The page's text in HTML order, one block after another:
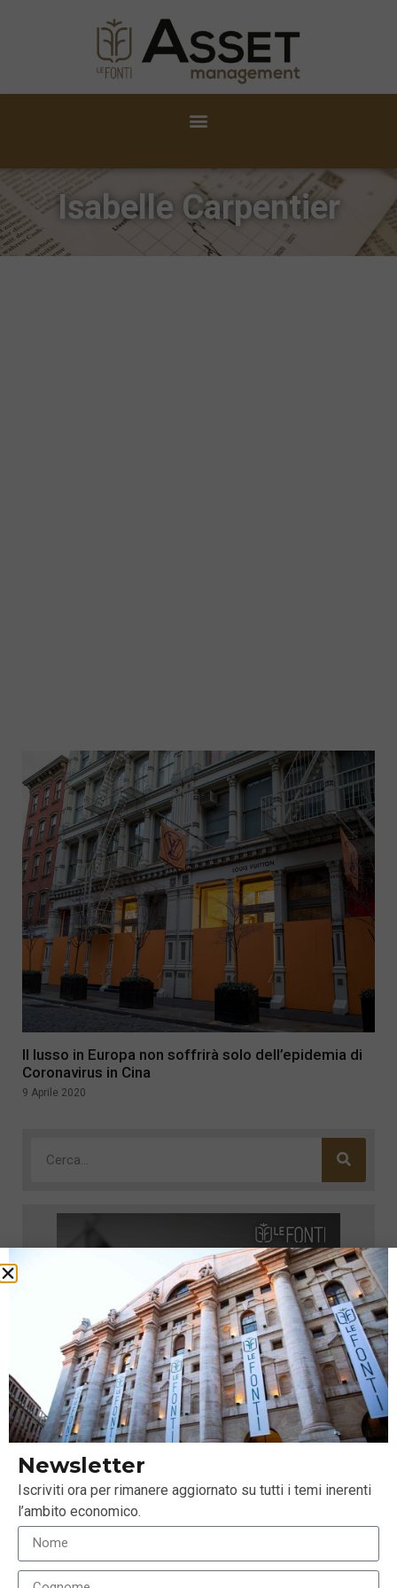
Isabelle Carpentier
Il lusso in Europa non soffrirà solo dell’epidemia di
Coronavirus in Cina
9 Aprile 2020
Newsletter
Iscriviti ora per rimanere aggiornato su tutti i temi inerenti
l’ambito economico.